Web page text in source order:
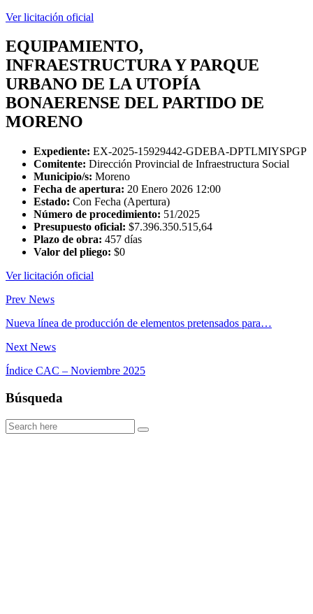
Ver licitación oficial
EQUIPAMIENTO,
INFRAESTRUCTURA Y PARQUE
URBANO DE LA UTOPÍA
BONAERENSE DEL PARTIDO DE
MORENO
Expediente: EX-2025-15929442-GDEBA-DPTLMIYSPGP
Comitente: Dirección Provincial de Infraestructura Social
Municipio/s: Moreno
Fecha de apertura: 20 Enero 2026 12:00
Estado: Con Fecha (Apertura)
Número de procedimiento: 51/2025
Presupuesto oficial: $7.396.350.515,64
Plazo de obra: 457 días
Valor del pliego: $0
Ver licitación oficial
Prev News
Nueva línea de producción de elementos pretensados para…
Next News
Índice CAC – Noviembre 2025
Búsqueda